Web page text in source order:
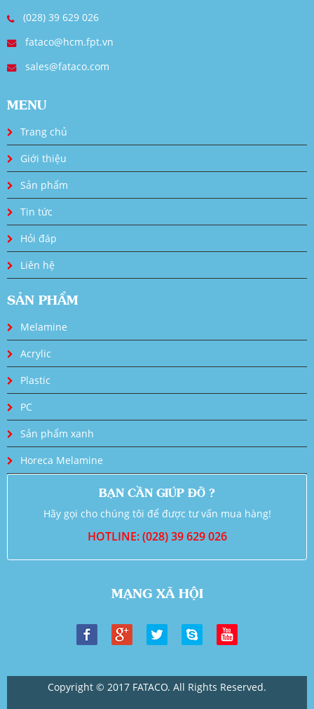
(028) 39 629 026
fataco@hcm.fpt.vn
sales@fataco.com
MENU
Trang chủ
Giới thiệu
Sản phẩm
Tin tức
Hỏi đáp
Liên hệ
SẢN PHẨM
Melamine
Acrylic
Plastic
PC
Sản phẩm xanh
Horeca Melamine
BẠN CẦN GIÚP ĐỠ ?
Hãy gọi cho chúng tôi để được tư vấn mua hàng!
HOTLINE: (028) 39 629 026
MẠNG XÃ HỘI
Copyright © 2017 FATACO. All Rights Reserved.